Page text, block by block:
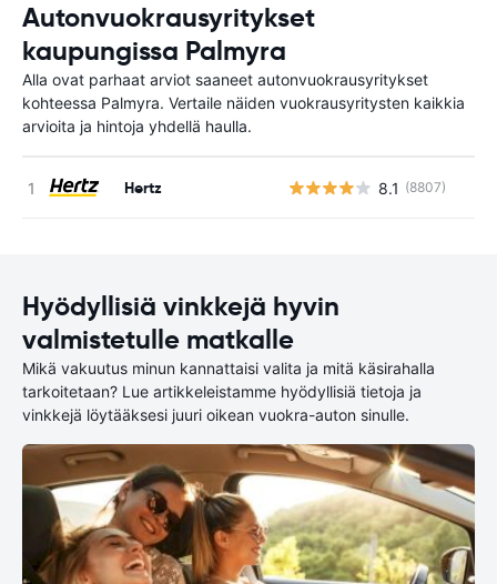
Autonvuokrausyritykset
kaupungissa Palmyra
Alla ovat parhaat arviot saaneet autonvuokrausyritykset
kohteessa Palmyra. Vertaile näiden vuokrausyritysten kaikkia
arvioita ja hintoja yhdellä haulla.
Hertz 8.1 (8807)
Hyödyllisiä vinkkejä hyvin
valmistetulle matkalle
Mikä vakuutus minun kannattaisi valita ja mitä käsirahalla
tarkoitetaan? Lue artikkeleistamme hyödyllisiä tietoja ja
vinkkejä löytääksesi juuri oikean vuokra-auton sinulle.